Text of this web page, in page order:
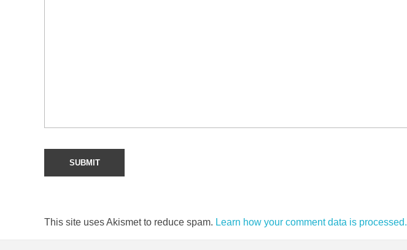
This site uses Akismet to reduce spam. Learn how your comment data is processed.